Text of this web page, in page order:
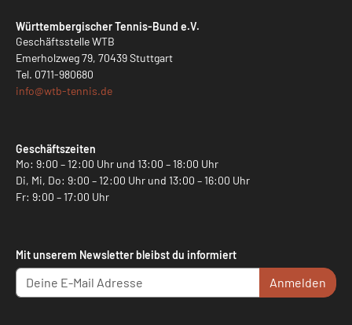
Württembergischer Tennis-Bund e.V.
Geschäftsstelle WTB
Emerholzweg 79, 70439 Stuttgart
Tel. 0711-980680
info@wtb-tennis.de
Geschäftszeiten
Mo: 9:00 – 12:00 Uhr und 13:00 – 18:00 Uhr
Di, Mi, Do: 9:00 – 12:00 Uhr und 13:00 – 16:00 Uhr
Fr: 9:00 – 17:00 Uhr
Mit unserem Newsletter bleibst du informiert
Anmelden